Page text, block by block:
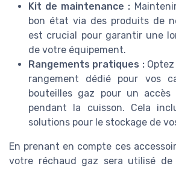
Kit de maintenance :
bon état via des produits de
est crucial pour garantir une
de votre équipement.
Rangements pratiques :Optez
rangement dédié pour vos
bouteilles gaz pour un
pendant la cuisson. Cela
solutions pour le stockage de
En prenant en compte ces
votre réchaud gaz sera utilisé de